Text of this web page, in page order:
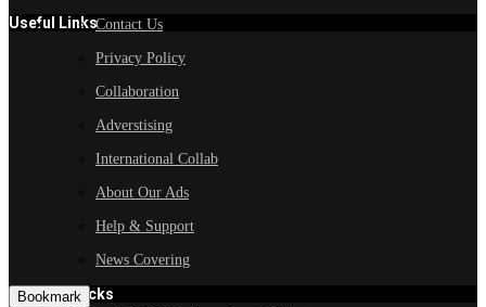
Useful LinksContact Us
Privacy Policy
Collaboration
Adverstising
International Collab
About Our Ads
Help & Support
News Covering
GOOGLE Picks
Bookmark